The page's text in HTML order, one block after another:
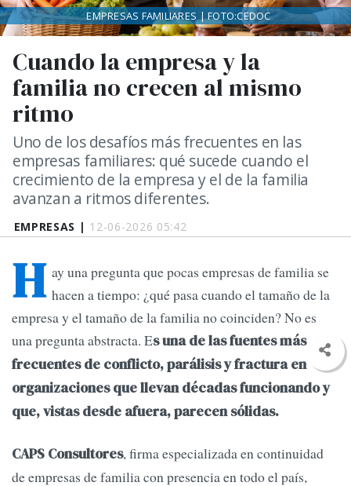
EMPRESAS | 12-06-2026 05:42
Cuando la empresa y la
familia no crecen al mismo
ritmo
Uno de los desafíos más frecuentes en las
empresas familiares: qué sucede cuando el
crecimiento de la empresa y el de la familia
avanzan a ritmos diferentes.
EMPRESAS FAMILIARES | FOTO:CEDOC
H ay una pregunta que pocas empresas de familia se
hacen a tiempo: ¿qué pasa cuando el tamaño de la
empresa y el tamaño de la familia no coinciden? No es
una pregunta abstracta. Es una de las fuentes más
frecuentes de conflicto, parálisis y fractura en
organizaciones que llevan décadas funcionando y
que, vistas desde afuera, parecen sólidas.
CAPS Consultores, firma especializada en continuidad
de empresas de familia con presencia en todo el país,